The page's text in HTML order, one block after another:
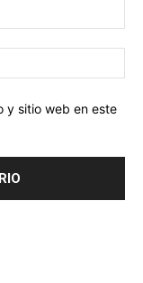
y sitio web en este